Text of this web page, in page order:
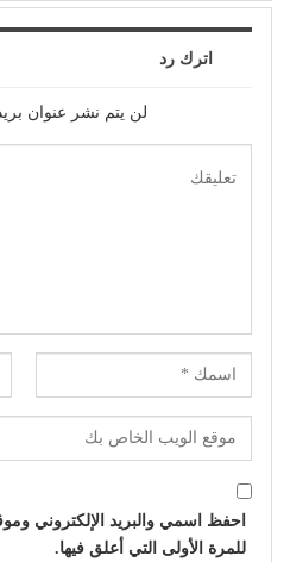
اترك رد
لن يتم نشر عنوان
احفظ اسمي والبريد الإلكتروني
للمرة الأولى التي أعلق فيها.